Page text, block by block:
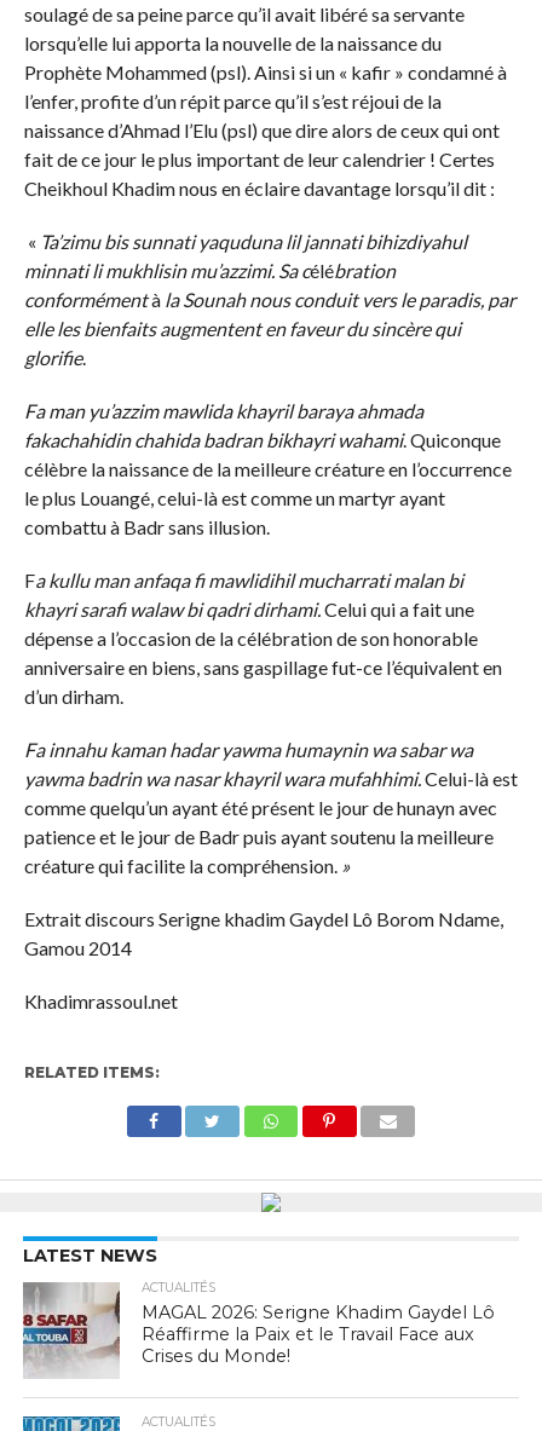
soulagé de sa peine parce qu’il avait libéré sa servante
lorsqu’elle lui apporta la nouvelle de la naissance du
Prophète Mohammed (psl). Ainsi si un « kafir » condamné à
l’enfer, profite d’un répit parce qu’il s’est réjoui de la
naissance d’Ahmad l’Elu (psl) que dire alors de ceux qui ont
fait de ce jour le plus important de leur calendrier ! Certes
Cheikhoul Khadim nous en éclaire davantage lorsqu’il dit :
« Ta’zimu bis sunnati yaquduna lil jannati bihizdiyahul
minnati li mukhlisin mu’azzimi. Sa célébration
conformémentàla Sounah nous conduit vers le paradis, par
elle les bienfaits augmentent en faveur du sincère qui
glorifie.
Fa man yu’azzim mawlida khayril baraya ahmada
fakachahidin chahida badran bikhayri wahami. Quiconque
célèbre la naissance de la meilleure créature en l’occurrence
le plus Louangé, celui-là est comme un martyr ayant
combattu à Badr sans illusion.
Fa kullu man anfaqa fi mawlidihil mucharrati malan bi
khayri sarafi walaw bi qadri dirhami.Celui qui a fait une
dépense a l’occasion de la célébration de son honorable
anniversaire en biens, sans gaspillage fut-ce l’équivalent en
d’un dirham.
Fa innahu kaman hadar yawma humaynin wa sabar wa
yawma badrin wa nasar khayril wara mufahhimi.Celui-là est
comme quelqu’un ayant été présent le jour de hunayn avec
patience et le jour de Badr puis ayant soutenu la meilleure
créature qui facilite la compréhension. »
Extrait discours Serigne khadim Gaydel Lô Borom Ndame,
Gamou 2014
Khadimrassoul.net
RELATED ITEMS:
LATEST NEWS
ACTUALITÉS
MAGAL 2026: Serigne Khadim Gaydel Lô
Réaffirme la Paix et le Travail Face aux
Crises du Monde!
ACTUALITÉS